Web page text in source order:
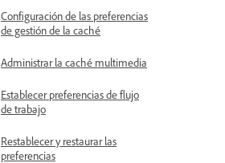
Configuración de las preferencias
de gestión de la caché
Administrar la caché multimedia
Establecer preferencias de flujo
de trabajo
Restablecer y restaurar las
preferencias